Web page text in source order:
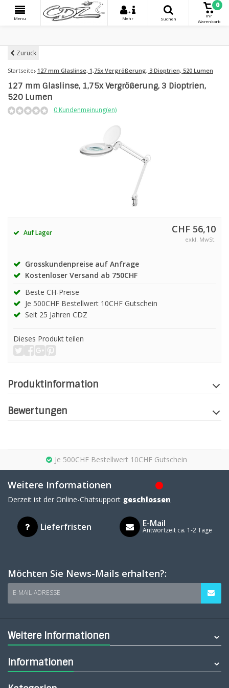
Menu
+
Mehr
Suchen
0
Ihr
Warenkorb
Zurück
Startseite 127 mm Glaslinse, 1,75x Vergrößerung, 3 Dioptrien, 520 Lumen
127 mm Glaslinse, 1,75x Vergrößerung, 3 Dioptrien,
520 Lumen
0 Kundenmeinung(en)
Auf Lager CHF 56,10
exkl. MwSt.
Grosskundenpreise auf Anfrage
Kostenloser Versand ab 750CHF
Beste CH-Preise
Je 500CHF Bestellwert 10CHF Gutschein
Seit 25 Jahren CDZ
Dieses Produkt teilen
Produktinformation
Bewertungen
Je 500CHF Bestellwert 10CHF Gutschein
Weitere Informationen
Derzeit ist der Online-Chatsupport geschlossen
Lieferfristen E-Mail
Antwortzeit ca. 1-2 Tage
Möchten Sie News-Mails erhalten?:
E-MAIL-ADRESSE
Weitere Informationen
Informationen